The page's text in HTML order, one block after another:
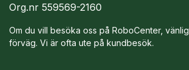
Org.nr 559569-2160
Om du vill besöka oss på RoboCenter,
förväg. Vi är ofta ute på kundbesök.